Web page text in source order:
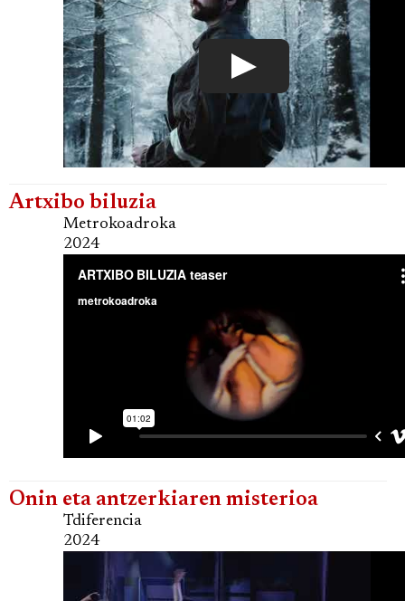
Artxibo biluzia
Metrokoadroka
2024
Onin eta antzerkiaren misterioa
Tdiferencia
2024